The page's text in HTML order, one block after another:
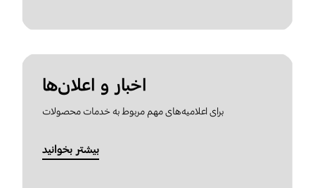
اخبار و اعلان‌ها
برای اعلامیه‌های مهم مربوط به خدمات محصولات
بیشتر بخوانید